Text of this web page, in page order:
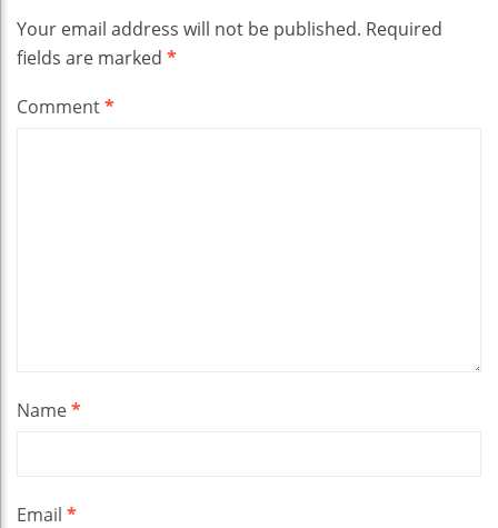
Your email address will not be published. Required
fields are marked *
Comment*
Name*
Email *